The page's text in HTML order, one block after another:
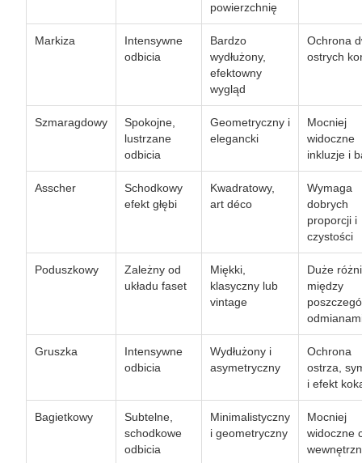
powierzchnię
Markiza
Intensywne
odbicia
Bardzo
wydłużony,
efektowny
wygląd
Ochrona
ostrych
Szmaragdowy
Spokojne,
lustrzane
odbicia
Geometryczny i
elegancki
Mocniej
widoczne
inkluzje i
Asscher
Schodkowy
efekt głębi
Kwadratowy,
art déco
Wymaga
dobrych
proporcji i
czystości
Poduszkowy
Zależny od
układu faset
Miękki,
klasyczny lub
vintage
Duże
między
Gruszka
Intensywne
odbicia
Wydłużony i
asymetryczny
Ochrona
ostrza,
i efekt
Bagietkowy
Subtelne,
schodkowe
odbicia
Minimalistyczny
i geometryczny
Mocniej
widoczne